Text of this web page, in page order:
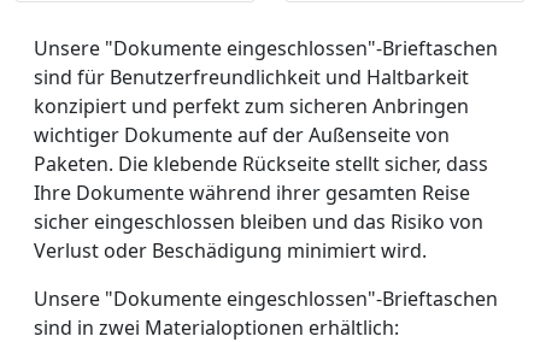
Unsere "Dokumente eingeschlossen"-Brieftaschen
sind für Benutzerfreundlichkeit und Haltbarkeit
konzipiert und perfekt zum sicheren Anbringen
wichtiger Dokumente auf der Außenseite von
Paketen. Die klebende Rückseite stellt sicher, dass
Ihre Dokumente während ihrer gesamten Reise
sicher eingeschlossen bleiben und das Risiko von
Verlust oder Beschädigung minimiert wird.
Unsere "Dokumente eingeschlossen"-Brieftaschen
sind in zwei Materialoptionen erhältlich: